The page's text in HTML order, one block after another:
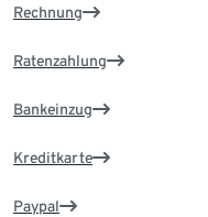
Rechnung
Ratenzahlung
Bankeinzug
Kreditkarte
Paypal